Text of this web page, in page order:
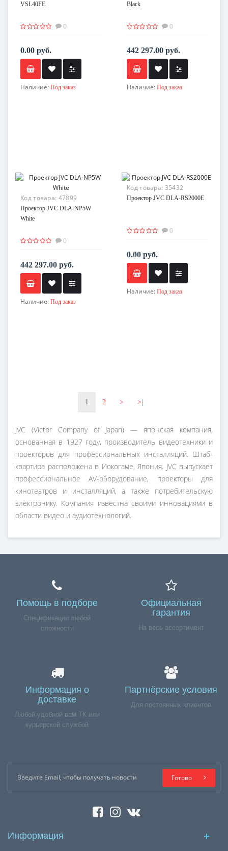
VSL40FE
0
0.00 руб.
Наличие: Под заказ
Black
0
442 297.00 руб.
Наличие: Под заказ
Код товара: 47899
Проектор JVC DLA-NP5W
White
0
442 297.00 руб.
Наличие: Под заказ
Код товара: 35432
Проектор JVC DLA-RS2000E
0
0.00 руб.
Наличие: Под заказ
1 2 > >|
JVC (Victor Company of Japan) — японская компания,
основанная в 1927 году, производитель видеотехники и
проекторов для профессиональных инсталляций. Штаб-
квартира расположена в Иокогаме, Япония. JVC выпускает
профессиональное AV-оборудование, проекторы для
кинотеатров и инсталляций, а также потребительскую
электронику. Компания известна своими инновациями в
области видео и аудиотехнологий.
Помощь в подборе
Спецификации любой
сложности
Официальная
гарантия
На весь ассортимент
Информация о
доставке
Любой удобной вам ТК или
курьерской службой
Партнёрские условия
Для постоянных клиентов
Готово
Информация